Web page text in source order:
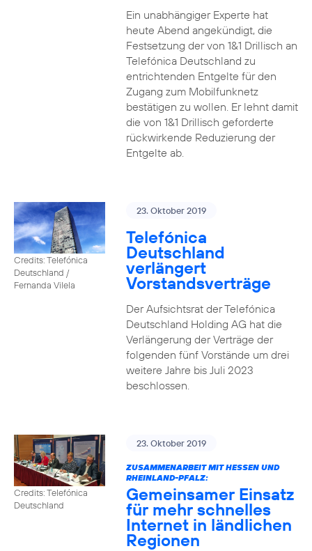
Ein unabhängiger Experte hat
heute Abend angekündigt, die
Festsetzung der von 1&1 Drillisch an
Telefónica Deutschland zu
entrichtenden Entgelte für den
Zugang zum Mobilfunknetz
bestätigen zu wollen. Er lehnt damit
die von 1&1 Drillisch geforderte
rückwirkende Reduzierung der
Entgelte ab.
Credits: Telefónica
Deutschland /
Fernanda Vilela
23. Oktober 2019
Telefónica
Deutschland
verlängert
Vorstandsverträge
Der Aufsichtsrat der Telefónica
Deutschland Holding AG hat die
Verlängerung der Verträge der
folgenden fünf Vorstände um drei
weitere Jahre bis Juli 2023
beschlossen.
Credits: Telefónica
Deutschland
23. Oktober 2019
ZUSAMMENARBEIT MIT HESSEN UND
RHEINLAND-PFALZ:
Gemeinsamer Einsatz
für mehr schnelles
Internet in ländlichen
Regionen